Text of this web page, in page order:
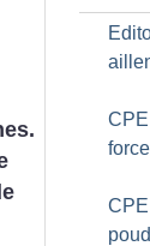
CPE
force